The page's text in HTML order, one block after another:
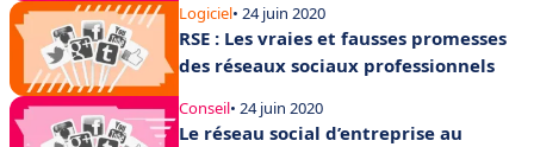
Logiciel• 24 juin 2020
RSE : Les vraies et fausses promesses
des réseaux sociaux professionnels
Conseil• 24 juin 2020
Le réseau social d’entreprise au